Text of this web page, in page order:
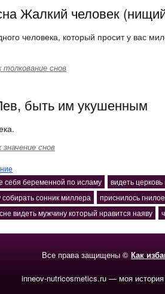
Жалкий человек
человека, который просит у вас
толкование снов
быть им укушенным
значение снов
себя беременной по исламу
видеть
собирать сонник миллера
приснилось
видеть мужчину который нравится наяву
Все права защищены © Как
inneov-nutricosmetics.ru — моя